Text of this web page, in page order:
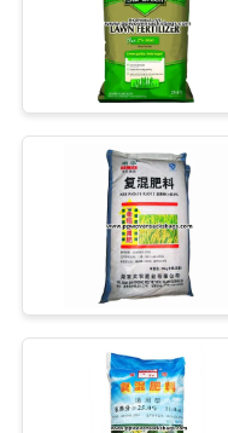
SOUMISSION
PLAN
PRIVACY
POLICY
Sacs
Sacs